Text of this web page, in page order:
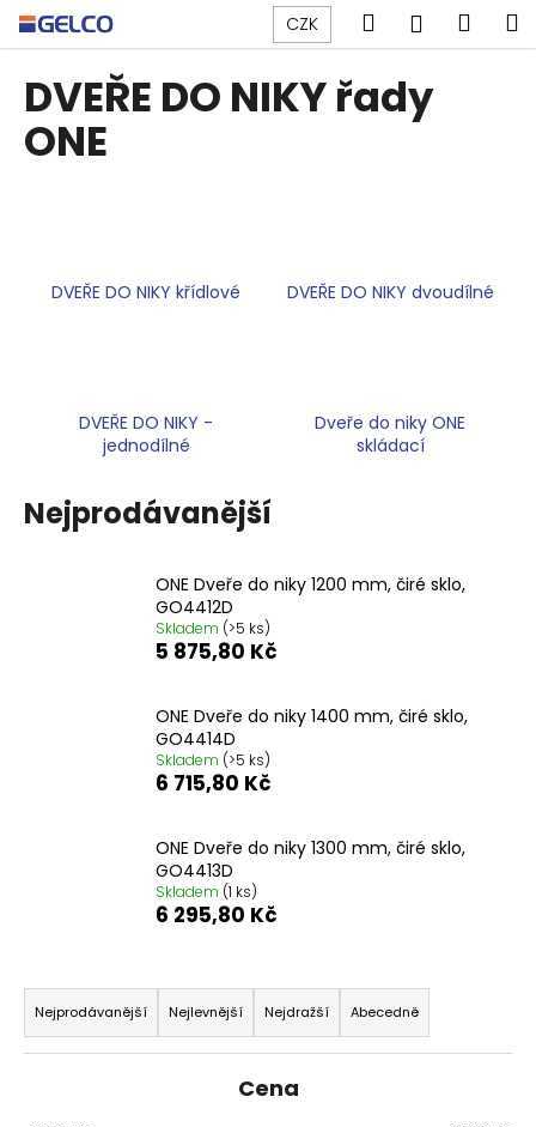
Přejít
na
obsah
CZK Hledat
DVEŘE DO NIKY řady
ONE
DVEŘE DO NIKY křídlové DVEŘE DO NIKY dvoudílné
DVEŘE DO NIKY -
jednodílné
Dveře do niky ONE
skládací
Nejprodávanější
ONE Dveře do niky 1200 mm, čiré sklo,
GO4412D
Skladem (>5 ks)
5 875,80 Kč
ONE Dveře do niky 1400 mm, čiré sklo,
GO4414D
Skladem (>5 ks)
6 715,80 Kč
ONE Dveře do niky 1300 mm, čiré sklo,
GO4413D
Skladem (1 ks)
6 295,80 Kč
Ř
a
z
Nejprodávanější Nejlevnější Nejdražší Abecedně
Cena
o
C
o
e
n
o
u